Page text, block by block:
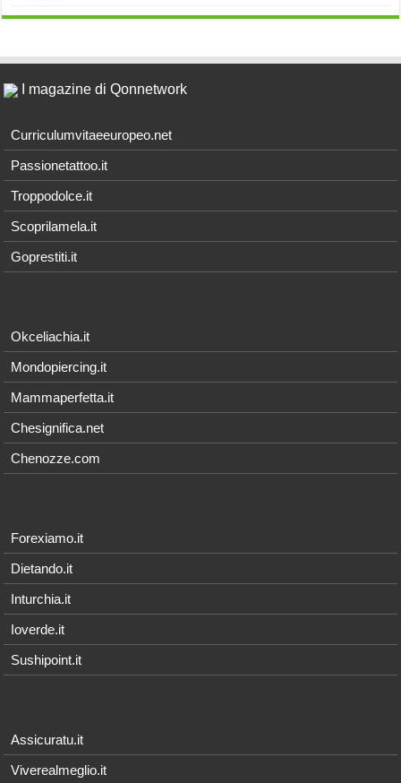
I magazine di Qonnetwork
Curriculumvitaeeuropeo.net
Passionetattoo.it
Troppodolce.it
Scoprilamela.it
Goprestiti.it
Okceliachia.it
Mondopiercing.it
Mammaperfetta.it
Chesignifica.net
Chenozze.com
Forexiamo.it
Dietando.it
Inturchia.it
Ioverde.it
Sushipoint.it
Assicuratu.it
Viverealmeglio.it